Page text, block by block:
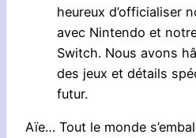
heureux d’officialiser
avec Nintendo et
Switch. Nous avons
des jeux et détails
futur.
Aïe… Tout le monde